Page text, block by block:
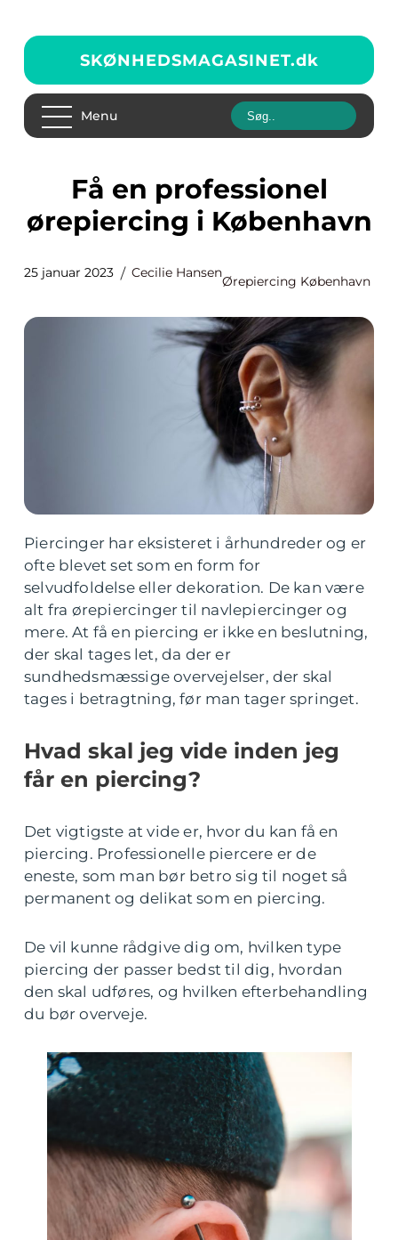
SKØNHEDSMAGASINET.dk
Menu
Få en professionel
ørepiercing i København
25 januar 2023 Cecilie Hansen
Ørepiercing København
Piercinger har eksisteret i århundreder og er
ofte blevet set som en form for
selvudfoldelse eller dekoration. De kan være
alt fra ørepiercinger til navlepiercinger og
mere. At få en piercing er ikke en beslutning,
der skal tages let, da der er
sundhedsmæssige overvejelser, der skal
tages i betragtning, før man tager springet.
Hvad skal jeg vide inden jeg
får en piercing?
Det vigtigste at vide er, hvor du kan få en
piercing. Professionelle piercere er de
eneste, som man bør betro sig til noget så
permanent og delikat som en piercing.
De vil kunne rådgive dig om, hvilken type
piercing der passer bedst til dig, hvordan
den skal udføres, og hvilken efterbehandling
du bør overveje.